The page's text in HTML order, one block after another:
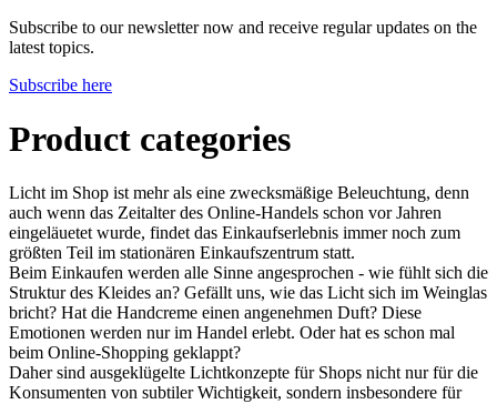
Subscribe to our newsletter now and receive regular updates on the
latest topics.
Subscribe here
Product categories
Licht im Shop ist mehr als eine zwecksmäßige Beleuchtung, denn
auch wenn das Zeitalter des Online-Handels schon vor Jahren
eingeläuetet wurde, findet das Einkaufserlebnis immer noch zum
größten Teil im stationären Einkaufszentrum statt.
Beim Einkaufen werden alle Sinne angesprochen - wie fühlt sich die
Struktur des Kleides an? Gefällt uns, wie das Licht sich im Weinglas
bricht? Hat die Handcreme einen angenehmen Duft? Diese
Emotionen werden nur im Handel erlebt. Oder hat es schon mal
beim Online-Shopping geklappt?
Daher sind ausgeklügelte Lichtkonzepte für Shops nicht nur für die
Konsumenten von subtiler Wichtigkeit, sondern insbesondere für